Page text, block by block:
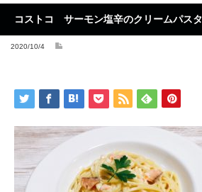
コストコ サーモン塩辛のクリームパスタ
2020/10/4